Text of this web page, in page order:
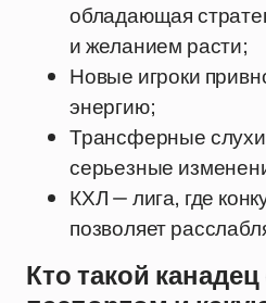
обладающая
и желанием расти;
Новые игроки
энергию;
Трансферные
серьезные
КХЛ — лига, где
позволяет
Кто такой